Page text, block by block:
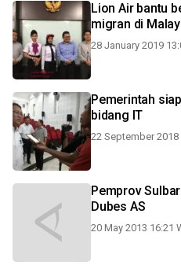
Lion Air bantu
migran di
28 January 2019
Pemerintah
bidang IT
22 September 2018
Pemprov
Dubes AS
20 May 2013 16:21